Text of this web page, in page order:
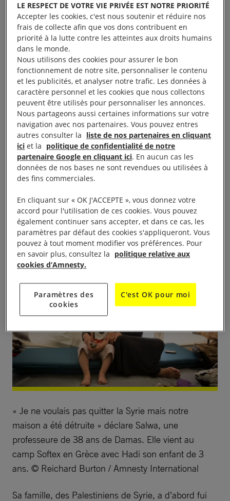
LES CICATRICES DE LA
GUERRE
Dans un centre de détention à Lesbos, j’ai fait la
connaissance d’Ahmed, un bébé d’un an, malade
quasiment depuis le début de sa vie en raison de ce
que sa mère a décrit comme étant une attaque
chimique. Elle m’a raconté qu’une bombe a détruit
sa maison peu après la naissance d’Ahmed, qui a
reçu un éclat d’obus dans le cou. Peu après, il a été
d’autres symptômes correspondant à l’inhalation de
chlore gazeux. Quand j’ai vu ce bébé, un an environ
après le bombardement, son petit corps présentait
des cicatrices et il avait du mal à respirer
« Je ne voulais pas quitter la Syrie mais notre
maison a été détruite » déclare Salwa, une
professeure de 38 ans de Damas. Elle vient au
camp Softex en Grèce avec Hadi son enfant de 3
ans. © Reichard Burton / Amnesty International
Sa famille, des Palestiniens de Syrie, a d’abord fui
LE RESPECT DE VOTRE VIE PRIVÉE EST NOTRE PRIORITÉ
Accepter les cookies, c'est nous soutenir et réduire nos
frais de collecte afin que vos dons contribuent en
priorité à la lutte contre les atteintes aux droits humains
dans le monde.
Nous utilisons des cookies pour assurer le bon
fonctionnement de notre site, personnaliser le contenu
et les publicités, et analyser notre trafic. Les données à
caractère personnel et les cookies que nous collectons
peuvent être utilisés pour personnaliser les annonces.
Nous partageons aussi certaines informations sur votre
navigation avec nos partenaires. Vous pouvez entres
autres consulter la liste de nos partenaires en cliquant
ici et la politique de confidentialité de notre
partenaire Google en cliquant ici. En aucun cas les
données de nos bases ne sont revendues ou utilisées à
des fins commerciales.
En cliquant sur « OK J'ACCEPTE », vous donnez votre
accord pour l'utilisation de ces cookies. Vous pouvez
également continuer sans accepter, et dans ce cas, les
paramètres par défaut des cookies s'appliqueront. Vous
pouvez à tout moment modifier vos préférences. Pour
en savoir plus, consultez la politique relative aux
cookies d’Amnesty.
Paramètres des
cookies
C'est OK pour moi